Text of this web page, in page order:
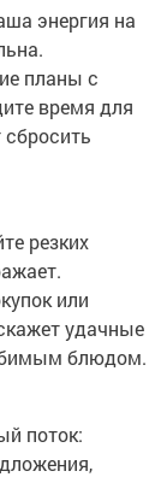
энергия на
планы с
время для
резких
или
удачные
блюдом.
поток: